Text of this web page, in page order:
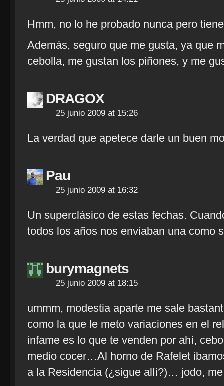
Hmm, no lo he probado nunca pero
Además, seguro que me gusta, ya que
cebolla, me gustan los piñones, y me
DRAGOX
25 junio 2009 at 15:26
La verdad que apetece darle un buen
Pau
25 junio 2009 at 16:32
Un superclásico de estas fechas.
todos los años nos enviaban una como
burymagnets
25 junio 2009 at 18:15
ummm, modestia aparte me sale
como la que le meto variaciones en el
infame es lo que te venden por ahí,
medio cocer…Al horno de Rafelet
a la Residencia (¿sigue allí?)… jodo,